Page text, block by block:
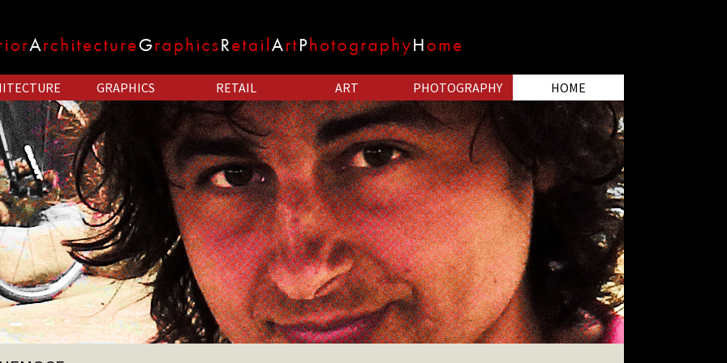
GRAPHICS RETAIL ART PHOTOGRAPHY HOME